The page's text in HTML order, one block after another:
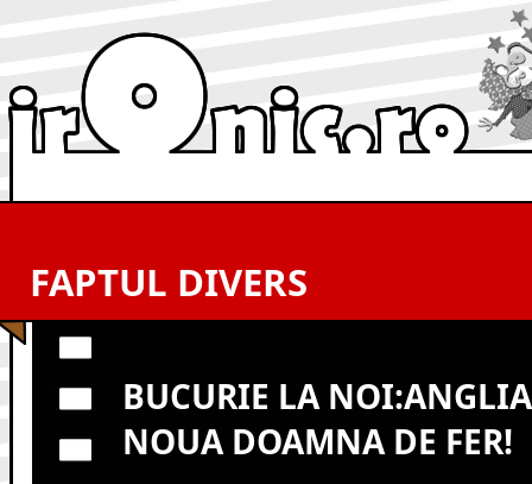
FAPTUL DIVERS
BUCURIE LA
NOUA DOAMNA DE FER!